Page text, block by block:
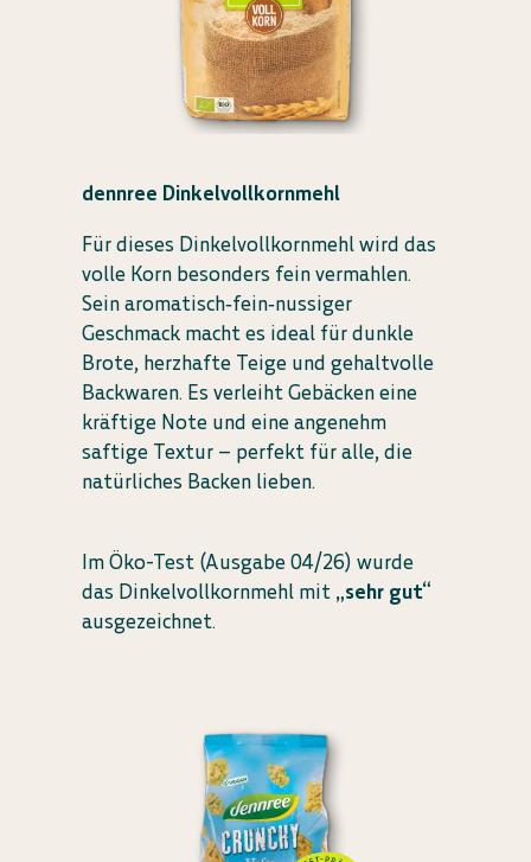
dennree Dinkelvollkornmehl
Für dieses Dinkelvollkornmehl wird das
volle Korn besonders fein vermahlen.
Sein aromatisch‑fein‑nussiger
Geschmack macht es ideal für dunkle
Brote, herzhafte Teige und gehaltvolle
Backwaren. Es verleiht Gebäcken eine
kräftige Note und eine angenehm
saftige Textur – perfekt für alle, die
natürliches Backen lieben.
Im Öko-Test (Ausgabe 04/26) wurde
das Dinkelvollkornmehl mit „sehr gut“
ausgezeichnet.